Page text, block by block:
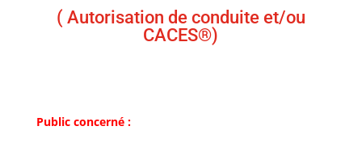
( Autorisation de conduite et/ou
CACES®)
Public concerné :